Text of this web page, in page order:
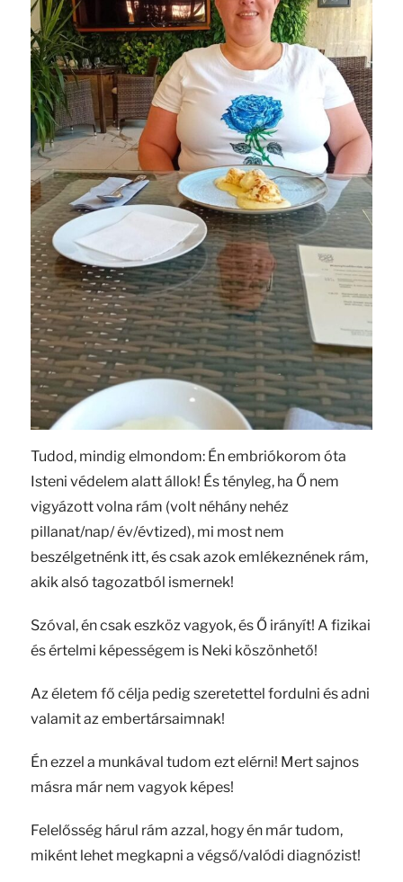
Tudod, mindig elmondom: Én embriókorom óta
Isteni védelem alatt állok! És tényleg, ha Ő nem
vigyázott volna rám (volt néhány nehéz
pillanat/nap/ év/évtized), mi most nem
beszélgetnénk itt, és csak azok emlékeznének rám,
akik alsó tagozatból ismernek!
Szóval, én csak eszköz vagyok, és Ő irányít! A fizikai
és értelmi képességem is Neki köszönhető!
Az életem fő célja pedig szeretettel fordulni és adni
valamit az embertársaimnak!
Én ezzel a munkával tudom ezt elérni! Mert sajnos
másra már nem vagyok képes!
Felelősség hárul rám azzal, hogy én már tudom,
miként lehet megkapni a végső/valódi diagnózist!